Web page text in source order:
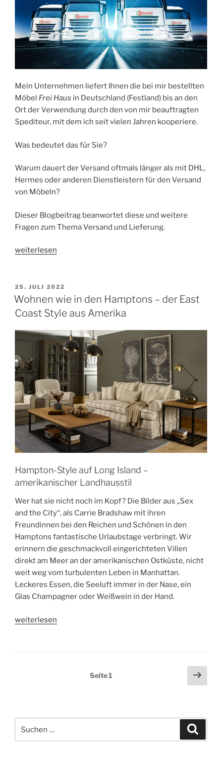
Ferienwohnungen
und
Ferienhäusern:
Tipps
Mein Unternehmen liefert Ihnen die bei mir bestellten
Möbel Frei Haus in Deutschland (Festland) bis an den
Ort der Verwendung durch den von mir beauftragten
Spediteur, mit dem ich seit vielen Jahren kooperiere.
Was bedeutet das für Sie?
Warum dauert der Versand oftmals länger als mit DHL,
Hermes oder anderen Dienstleistern für den Versand
von Möbeln?
Dieser Blogbeitrag beanwortet diese und weitere
Fragen zum Thema Versand und Lieferung.
„Der
Massivholzmöbel
per
Möbelspedition“
weiterlesen
VERÖFFENTLICHT
AM
25. JULI 2022
Wohnen wie in den Hamptons – der East
Coast Style aus Amerika
Hampton-Style auf Long Island –
amerikanischer Landhausstil
Wer hat sie nicht noch im Kopf? Die Bilder aus „Sex
and the City“, als Carrie Bradshaw mit ihren
Freundinnen bei den Reichen und Schönen in den
Hamptons fantastische Urlaubstage verbringt. Wir
erinnern die geschmackvoll eingerichteten Villen
direkt am Meer an der amerikanischen Ostküste, nicht
weit weg vom turbulenten Leben in Manhattan.
Leckeres Essen, die Seeluft immer in der Nase, ein
Glas Champagner oder Weißwein in der Hand.
„Wohnen
Style
aus
weiterlesen
Seitennummerierung
Seite1
nach: